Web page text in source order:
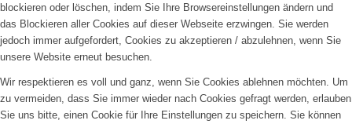
blockieren oder löschen, indem Sie Ihre Browsereinstellungen ändern und
das Blockieren aller Cookies auf dieser Webseite erzwingen. Sie werden
jedoch immer aufgefordert, Cookies zu akzeptieren / abzulehnen, wenn Sie
unsere Website erneut besuchen.
Wir respektieren es voll und ganz, wenn Sie Cookies ablehnen möchten. Um
zu vermeiden, dass Sie immer wieder nach Cookies gefragt werden, erlauben
Sie uns bitte, einen Cookie für Ihre Einstellungen zu speichern. Sie können